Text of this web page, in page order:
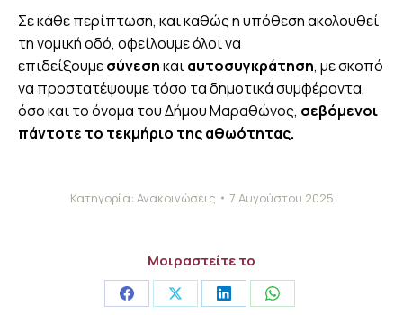
Σε κάθε περίπτωση, και καθώς η υπόθεση ακολουθεί
τη νομική οδό, οφείλουμε όλοι να
επιδείξουμεσύνεσηκαιαυτοσυγκράτηση, με σκοπό
να προστατέψουμε τόσο τα δημοτικά συμφέροντα,
όσο και το όνομα του Δήμου Μαραθώνος, σεβόμενοι
πάντοτε το τεκμήριο της αθωότητας.
Κατηγορία: Ανακοινώσεις 7 Αυγούστου 2025
Μοιραστείτε το
Share Share Share Share